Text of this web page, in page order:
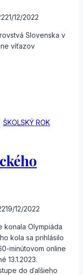
21/12/2022
Slovenska v
víťazov
ŠKOLSKÝ ROK
19/12/2022
konala Olympiáda
kola sa prihlásilo
minútovom online
13.1.2023.
do ďalšieho